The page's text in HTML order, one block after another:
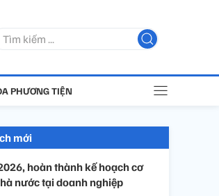
PHƯƠNG TIỆN
mới
hoàn thành kế hoạch cơ
nước tại doanh nghiệp